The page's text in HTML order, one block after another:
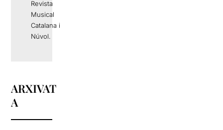
Revista
Musical
Catalana i
Núvol.
ARXIVAT
A